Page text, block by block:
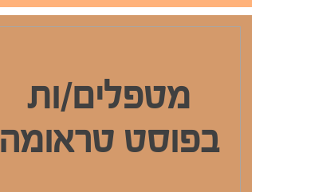
מטפלים/ות
בפוסט טראומה